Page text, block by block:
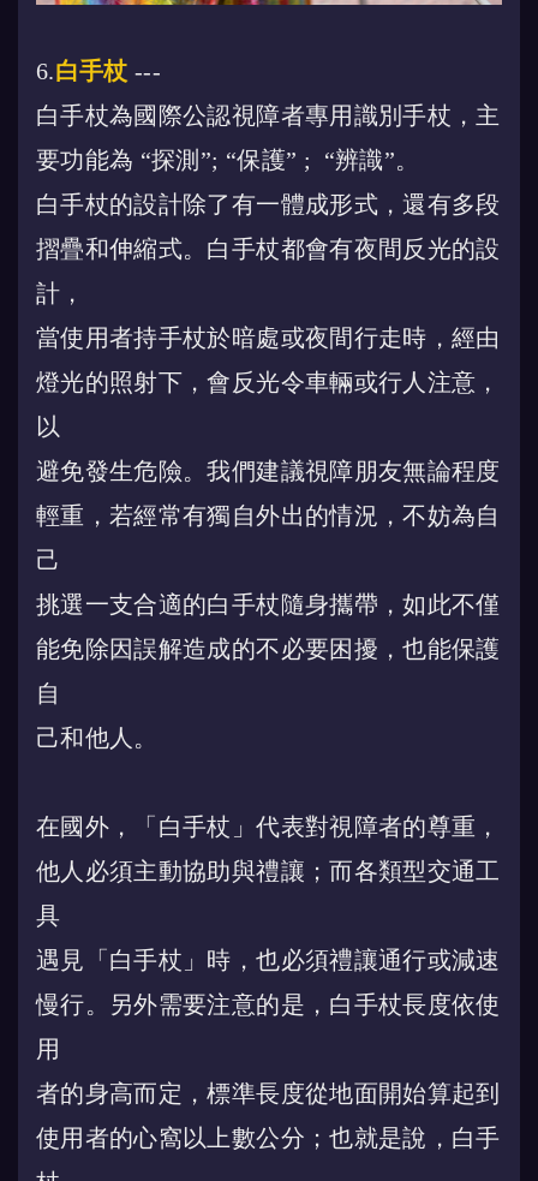
6.白手杖 ---
白手杖為國際公認視障者專用識別手杖，主
要功能為 “探測”; “保護” ; “辨識”。
白手杖的設計除了有一體成形式，還有多段
摺疊和伸縮式。白手杖都會有夜間反光的設
計，
當使用者持手杖於暗處或夜間行走時，經由
燈光的照射下，會反光令車輛或行人注意，
以
避免發生危險。我們建議視障朋友無論程度
輕重，若經常有獨自外出的情況，不妨為自
己
挑選一支合適的白手杖隨身攜帶，如此不僅
能免除因誤解造成的不必要困擾，也能保護
自
己和他人。
在國外，「白手杖」代表對視障者的尊重，
他人必須主動協助與禮讓；而各類型交通工
具
遇見「白手杖」時，也必須禮讓通行或減速
慢行。
另外需要注意的是，白手杖長度依使
用
者的身高而定，標準長度從地面開始算起到
使用者的心窩以上數公分；也就是說，白手